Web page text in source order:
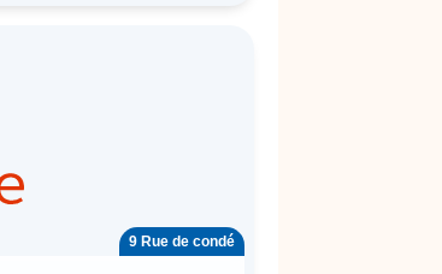
9 Rue de condé